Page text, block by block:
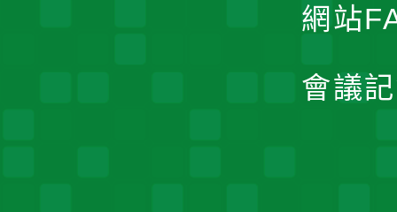
網站
會議